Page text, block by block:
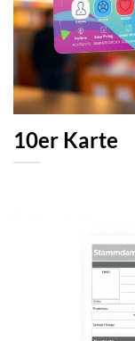
10er Karte